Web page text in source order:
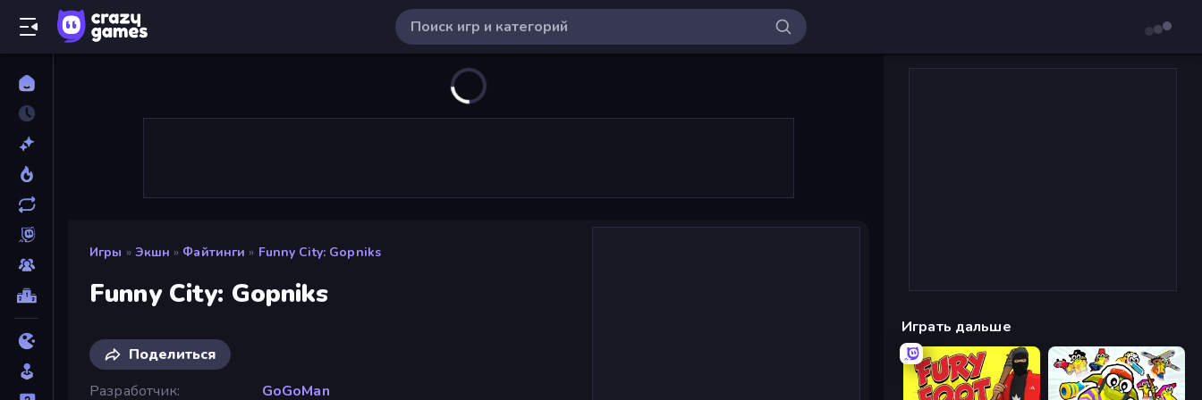
Игры » Экшн » Файтинги » Funny City: Gopniks
Funny City: Gopniks
Поделиться
Разработчик
GoGoMan
Играть дальше